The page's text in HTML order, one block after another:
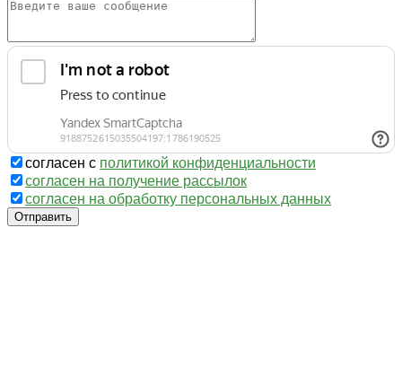
согласен с политикой конфиденциальности
согласен на получение рассылок
согласен на обработку персональных данных
Отправить